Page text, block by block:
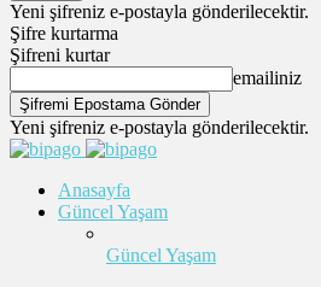
Yeni şifreniz e-postayla gönderilecektir.
Şifre kurtarma
Şifreni kurtar
emailiniz
Yeni şifreniz e-postayla gönderilecektir.
Anasayfa
Güncel Yaşam
Güncel Yaşam